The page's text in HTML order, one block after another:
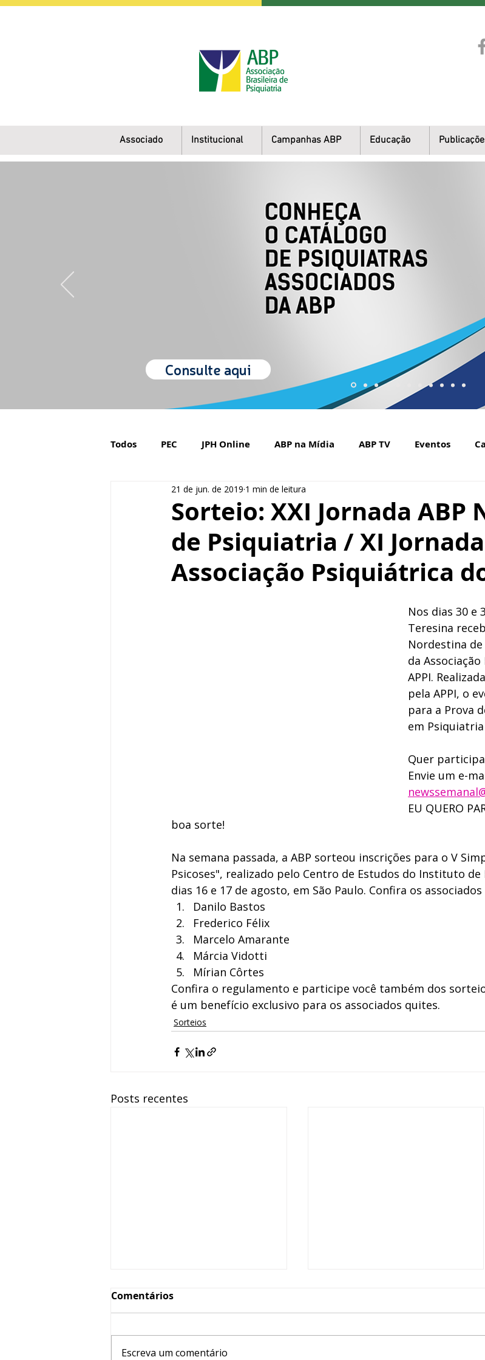
Associado Institucional Campanhas ABP Educação
Consulte aqui
Todos PEC JPH Online ABP na Mídia ABP TV Eventos
Orgulho de ser Psiquiatra Setembro Amarelo na mídia
Sorteio: XXI Jornada ABP
de Psiquiatria / XI
Associação Psiquiátrica
21 de jun. de 2019 1 min de leitura
Nos dias 30 e
Teresina
Nordestina de
da
APPI.
pela APPI, o
para a Prova
em Psiquiatria
Quer
Envie um e-
EU QUERO
boa sorte!
Na semana passada, a ABP sorteou inscrições para o V
Psicoses", realizado pelo Centro de Estudos do Instituto de
dias 16 e 17 de agosto, em São Paulo. Confira os
Danilo Bastos
Frederico Félix
Marcelo Amarante
Márcia Vidotti
Mírian Côrtes
Confira o regulamento e participe você também dos
é um benefício exclusivo para os associados quites.
Sorteios
Posts recentes
Comentários
Escreva um comentário